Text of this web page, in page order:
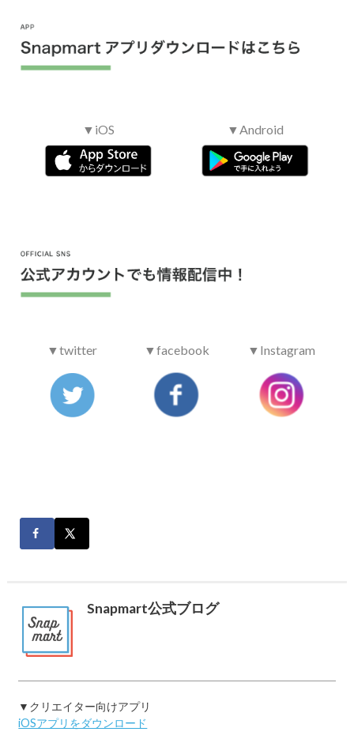
▼iOS ▼Android
▼twitter ▼facebook ▼Instagram
Snapmart公式ブログ
▼クリエイター向けアプリ
iOSアプリをダウンロード